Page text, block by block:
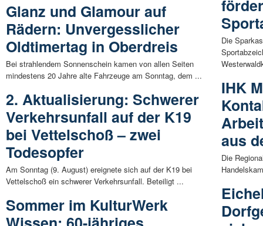
Glanz und Glamour auf
Rädern: Unvergesslicher
Oldtimertag in Oberdreis
Bei strahlendem Sonnenschein kamen von allen Seiten
mindestens 20 Jahre alte Fahrzeuge am Sonntag, dem ...
2. Aktualisierung: Schwerer
Verkehrsunfall auf der K19
bei Vettelschoß – zwei
Todesopfer
Am Sonntag (9. August) ereignete sich auf der K19 bei
Vettelschoß ein schwerer Verkehrsunfall. Beteiligt ...
Sommer im KulturWerk
Die
IHK
aus
Die